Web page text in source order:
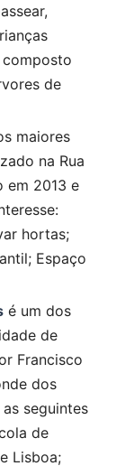
de
maiores
na Rua
em 2013 e
hortas;
Espaço
é um dos
de
Francisco
dos
seguintes
de
Lisboa;